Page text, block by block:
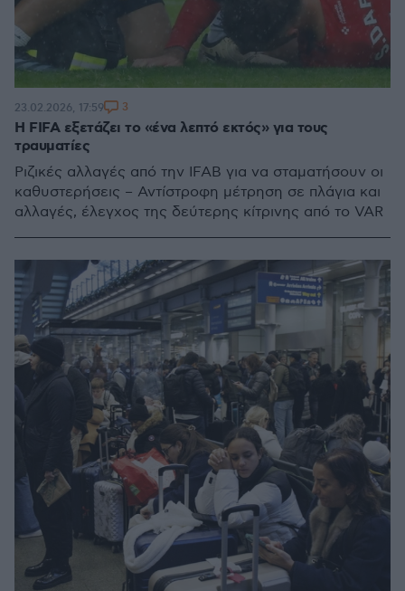
Η FIFA εξετάζει το «ένα λεπτό εκτός» για τους
τραυματίες
Ριζικές αλλαγές από την IFAB για να σταματήσουν οι
καθυστερήσεις – Αντίστροφη μέτρηση σε πλάγια και
αλλαγές, έλεγχος της δεύτερης κίτρινης από το VAR
23.02.2026, 17:59 3